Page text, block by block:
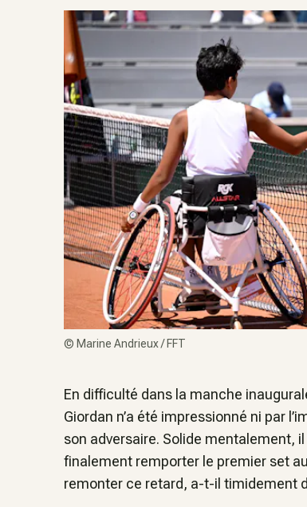
© Marine Andrieux / FFT
En difficulté dans la manche
Giordan n’a été impressionné ni par
son adversaire. Solide mentalement,
finalement remporter le premier set
remonter ce retard, a-t-il timidement